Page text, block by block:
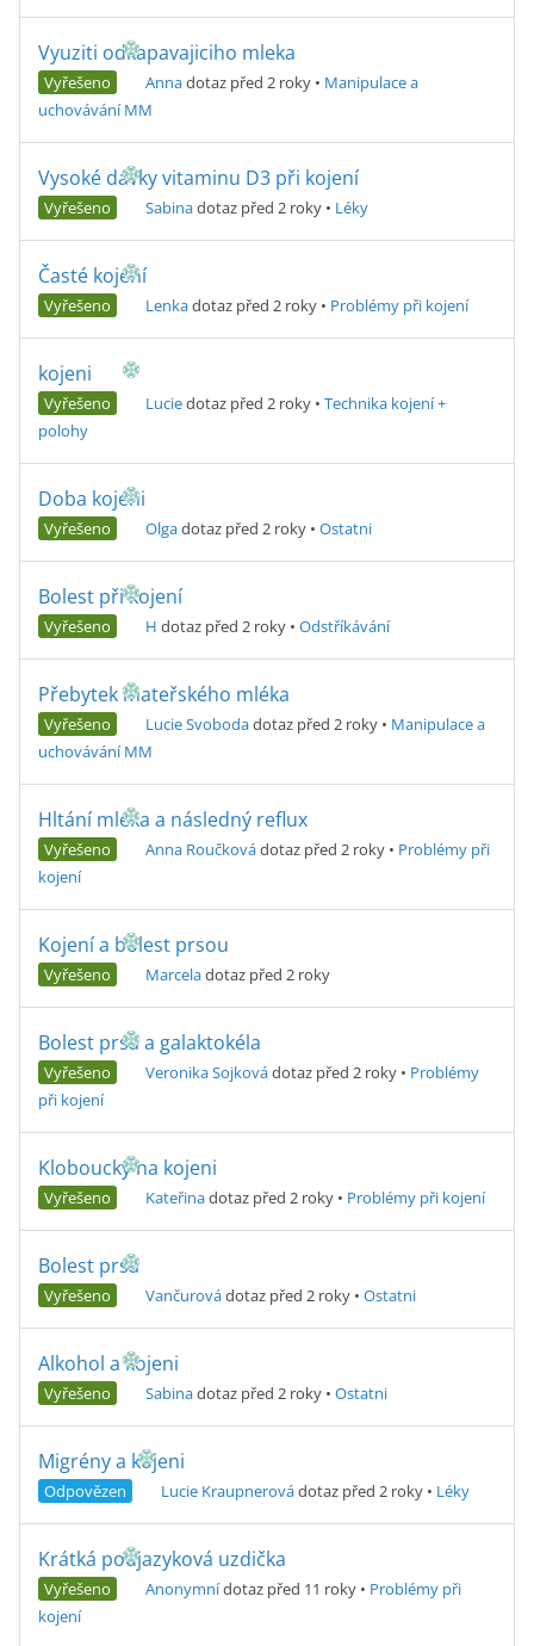
Vyuziti odkapavajiciho mleka
Vyřešeno Annadotaz před 2 roky • Manipulace a
uchovávání MM
Vysoké dávky vitaminu D3 při kojení
Vyřešeno Sabinadotaz před 2 roky • Léky
Časté kojení
Vyřešeno Lenkadotaz před 2 roky • Problémy při kojení
kojeni
Vyřešeno Luciedotaz před 2 roky • Technika kojení +
polohy
Doba kojeni
Vyřešeno Olgadotaz před 2 roky • Ostatni
Bolest při kojení
Vyřešeno H dotaz před 2 roky • Odstříkávání
Přebytek mateřského mléka
Vyřešeno Lucie Svobodadotaz před 2 roky • Manipulace a
uchovávání MM
Hltání mléka a následný reflux
Vyřešeno Anna Roučkovádotaz před 2 roky • Problémy při
kojení
Kojení a bolest prsou
Vyřešeno Marceladotaz před 2 roky
Bolest prsa a galaktokéla
Vyřešeno Veronika Sojkovádotaz před 2 roky • Problémy
při kojení
Kloboucky na kojeni
Vyřešeno Kateřinadotaz před 2 roky • Problémy při kojení
Bolest prsa
Vyřešeno Vančurovádotaz před 2 roky • Ostatni
Alkohol a kojeni
Vyřešeno Sabinadotaz před 2 roky • Ostatni
Migrény a kojeni
Odpovězen Lucie Kraupnerovádotaz před 2 roky • Léky
Krátká podjazyková uzdička
Vyřešeno Anonymnídotaz před 11 roky • Problémy při
kojení